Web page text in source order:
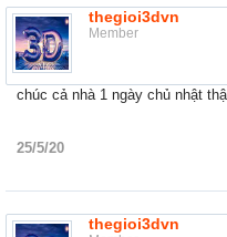
thegioi3dvn
Member
chúc cả nhà 1 ngày chủ nhật
25/5/20
thegioi3dvn